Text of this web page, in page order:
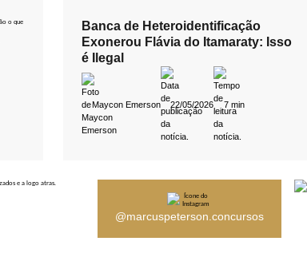
Banca de Heteroidentificação
Exonerou Flávia do Itamaraty: Isso
é Ilegal
Maycon Emerson 22/05/2026 7 min
@marcuspeterson.concursos